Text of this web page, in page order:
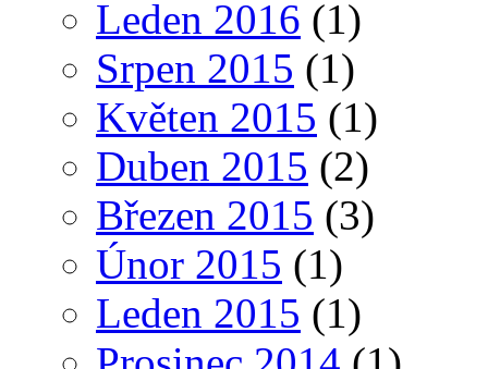
Leden 2016 (1)
Srpen 2015 (1)
Květen 2015 (1)
Duben 2015 (2)
Březen 2015 (3)
Únor 2015 (1)
Leden 2015 (1)